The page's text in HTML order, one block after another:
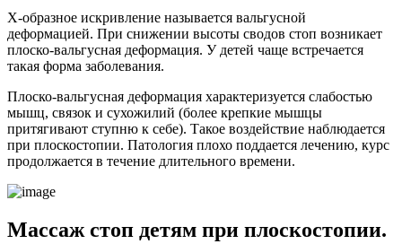
Х-образное искривление называется вальгусной
деформацией. При снижении высоты сводов стоп возникает
плоско-вальгусная деформация. У детей чаще встречается
такая форма заболевания.
Плоско-вальгусная деформация характеризуется слабостью
мышц, связок и сухожилий (более крепкие мышцы
притягивают ступню к себе). Такое воздействие наблюдается
при плоскостопии. Патология плохо поддается лечению, курс
продолжается в течение длительного времени.
Массаж стоп детям при плоскостопии.